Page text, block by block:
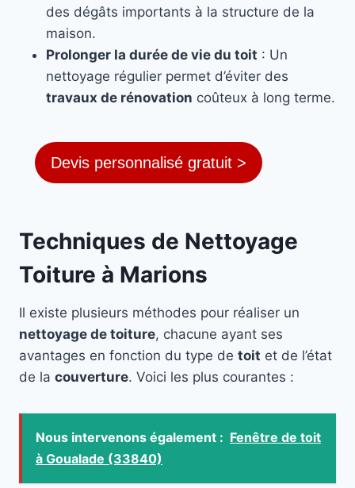
des dégâts importants à la structure de la
maison.
Prolonger la durée de vie du toit : Un
nettoyage régulier permet d’éviter des
travaux de rénovation coûteux à long terme.
Devis personnalisé gratuit >
Techniques de Nettoyage
Toiture à Marions
Il existe plusieurs méthodes pour réaliser un
nettoyage de toiture, chacune ayant ses
avantages en fonction du type de toit et de l’état
de la couverture. Voici les plus courantes :
Nous intervenons également : Fenêtre de toit
à Goualade (33840)